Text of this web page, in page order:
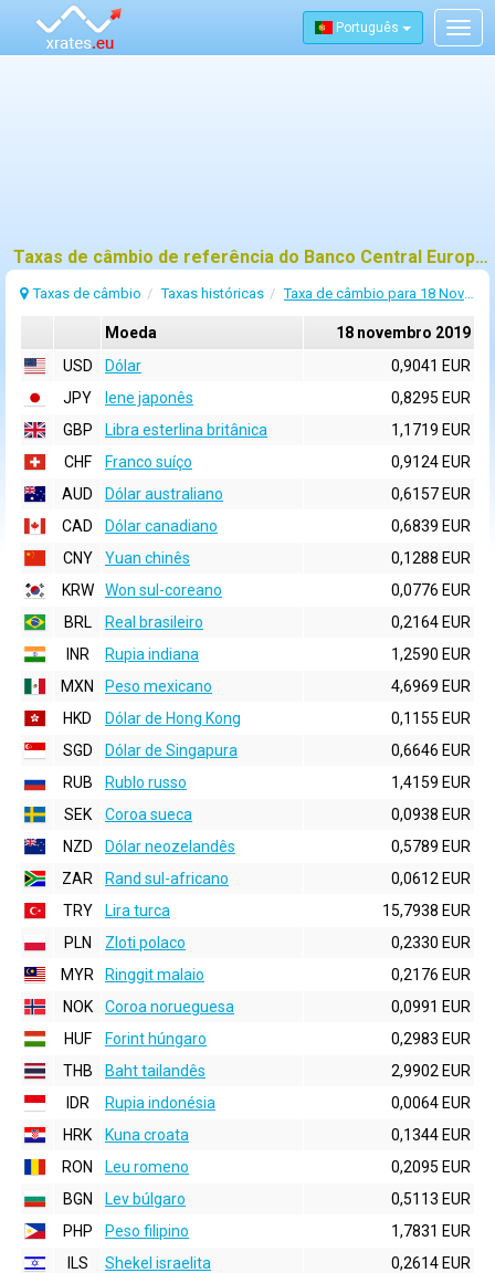
Português
Taxas de câmbio de referência do Banco Central Europeu (BCE) para 18 novembro 2019
Taxas de câmbio Taxas históricas Taxa de câmbio para 18 Novembro 2019
Moeda
18 novembro 2019
USD
Dólar
0,9041 EUR
JPY
Iene japonês
0,8295 EUR
GBP
Libra esterlina britânica
1,1719 EUR
CHF
Franco suíço
0,9124 EUR
AUD
Dólar australiano
0,6157 EUR
CAD
Dólar canadiano
0,6839 EUR
CNY
Yuan chinês
0,1288 EUR
KRW
Won sul-coreano
0,0776 EUR
BRL
Real brasileiro
0,2164 EUR
INR
Rupia indiana
1,2590 EUR
MXN
Peso mexicano
4,6969 EUR
HKD
Dólar de Hong Kong
0,1155 EUR
SGD
Dólar de Singapura
0,6646 EUR
RUB
Rublo russo
1,4159 EUR
SEK
Coroa sueca
0,0938 EUR
NZD
Dólar neozelandês
0,5789 EUR
ZAR
Rand sul-africano
0,0612 EUR
TRY
Lira turca
15,7938 EUR
PLN
Zloti polaco
0,2330 EUR
MYR
Ringgit malaio
0,2176 EUR
NOK
Coroa norueguesa
0,0991 EUR
HUF
Forint húngaro
0,2983 EUR
THB
Baht tailandês
2,9902 EUR
IDR
Rupia indonésia
0,0064 EUR
HRK
Kuna croata
0,1344 EUR
RON
Leu romeno
0,2095 EUR
BGN
Lev búlgaro
0,5113 EUR
PHP
Peso filipino
1,7831 EUR
ILS
Shekel israelita
0,2614 EUR